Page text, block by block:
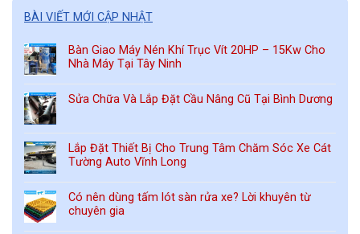
BÀI VIẾT MỚI CẬP NHẬT
Bàn Giao Máy Nén Khí Trục Vít 20HP – 15Kw Cho
Nhà Máy Tại Tây Ninh
Sửa Chữa Và Lắp Đặt Cầu Nâng Cũ Tại Bình Dương
Lắp Đặt Thiết Bị Cho Trung Tâm Chăm Sóc Xe Cát
Tường Auto Vĩnh Long
Có nên dùng tấm lót sàn rửa xe? Lời khuyên từ
chuyên gia